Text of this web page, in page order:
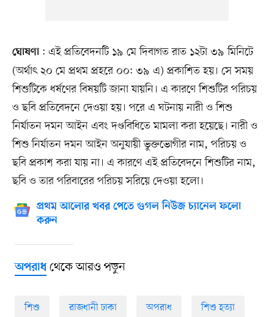
ঘোষণা: এই প্রতিবেদনটি ১৯ মে দিবাগত রাত ১২টা ৩৯ মিনিটে
(অর্থাৎ ২০ মে প্রথম প্রহরে ০০: ৩৯ এ) প্রকাশিত হয়। সে সময়
শিশুটিকে ধর্ষণের বিষয়টি জানা যায়নি। এ কারণে শিশুটির পরিচয়
ও ছবি প্রতিবেদনে দেওয়া হয়। পরে এ ঘটনায় নারী ও শিশু
নির্যাতন দমন আইন এবং দণ্ডবিধিতে মামলা করা হয়েছে। নারী ও
শিশু নির্যাতন দমন আইন অনুযায়ী ভুক্তভোগীর নাম, পরিচয় ও
ছবি প্রকাশ করা যায় না। এ কারণে এই প্রতিবেদনে শিশুটির নাম,
ছবি ও তার পরিবারের পরিচয় সরিয়ে দেওয়া হলো।
প্রথম আলোর খবর পেতে গুগল নিউজ চ্যানেল ফলো
করুন
অপরাধথেকে আরও পড়ুন
শিশু রাজধানী ঢাকা অপরাধ শিশু হত্যা